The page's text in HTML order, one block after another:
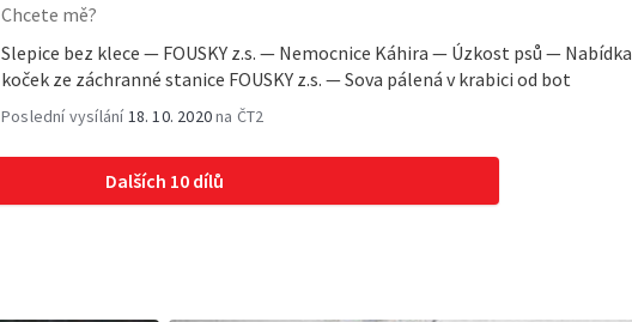
Chcete mě?
Slepice bez klece — FOUSKY z.s. — Nemocnice Káhira — Úzkost psů — Nabídka
koček ze záchranné stanice FOUSKY z.s. — Sova pálená v krabici od bot
Poslední vysílání 18. 10. 2020na ČT2
Dalších 10 dílů